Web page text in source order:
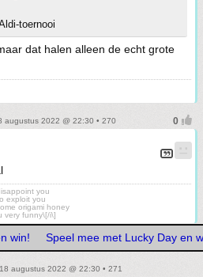
toernooi
dat halen alleen de echt grote
augustus 2022 @ 22:30 • 270
you
exploit you
origami honey
very funny\[/i\]
win! Speel mee met Lucky Day en
augustus 2022 @ 22:30 • 271